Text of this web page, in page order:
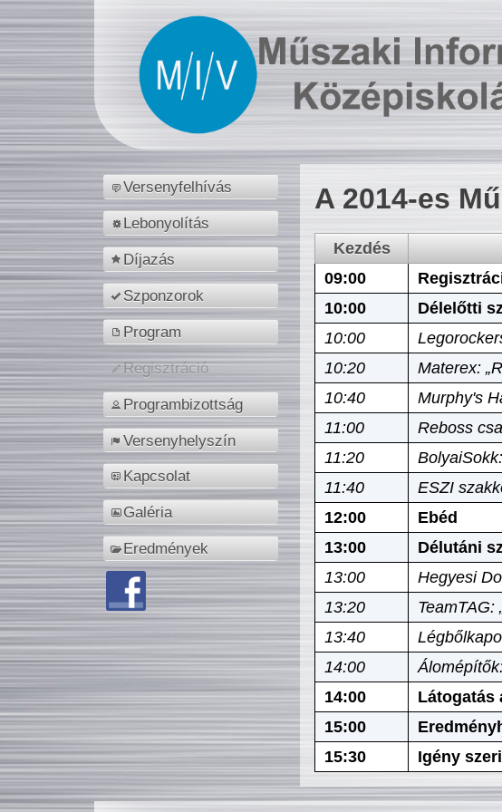
Versenyfelhívás
Lebonyolítás
Díjazás
Szponzorok
Program
Regisztráció
Programbizottság
Versenyhelyszín
Kapcsolat
Galéria
Eredmények
A 2014-es
Kezdés
09:00
10:00
Délelőtti
10:00
10:20
Materex:
10:40
Murphy's
11:00
Reboss
11:20
11:40
ESZI
12:00
Ebéd
13:00
Délutáni
13:00
Hegyesi
13:20
TeamTAG:
13:40
14:00
14:00
Látogatás
15:00
15:30
Igény